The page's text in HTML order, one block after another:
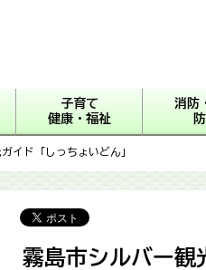
子育て
健康・福祉
消防
イド「しっちょいどん」
霧島市シルバー観